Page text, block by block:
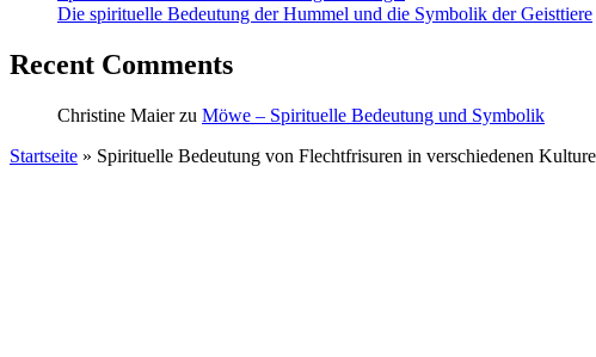
Die spirituelle Bedeutung der Hummel und die Symbolik der Geisttiere
Recent Comments
Christine Maierzu Möwe – Spirituelle Bedeutung und Symbolik
Startseite » Spirituelle Bedeutung von Flechtfrisuren in verschiedenen